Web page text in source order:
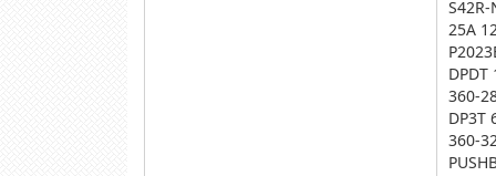
S42R-
25A
DPDT
360-
DP3T
360-